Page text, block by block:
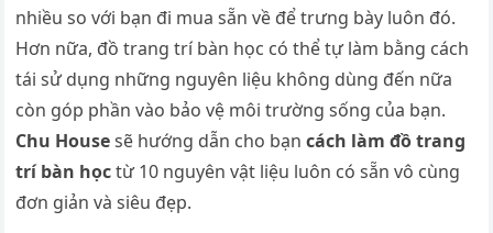
nhiều so với bạn đi mua sẵn về để trưng bày luôn đó.
Hơn nữa, đồ trang trí bàn học có thể tự làm bằng cách
tái sử dụng những nguyên liệu không dùng đến nữa
còn góp phần vào bảo vệ môi trường sống của bạn.
Chu Housesẽ hướng dẫn cho bạncách làm đồ trang
trí bàn họctừ 10 nguyên vật liệu luôn có sẵn vô cùng
đơn giản và siêu đẹp.